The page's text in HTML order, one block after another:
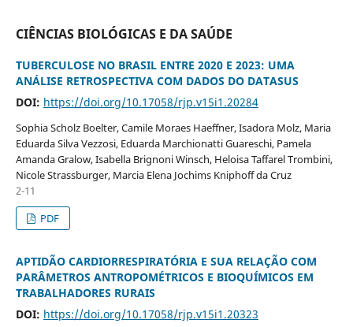
CIÊNCIAS BIOLÓGICAS E DA SAÚDE
TUBERCULOSE NO BRASIL ENTRE 2020 E 2023: UMA
ANÁLISE RETROSPECTIVA COM DADOS DO DATASUS
DOI: https://doi.org/10.17058/rjp.v15i1.20284
Sophia Scholz Boelter, Camile Moraes Haeffner, Isadora Molz, Maria
Eduarda Silva Vezzosi, Eduarda Marchionatti Guareschi, Pamela
Amanda Gralow, Isabella Brignoni Winsch, Heloisa Taffarel Trombini,
Nicole Strassburger, Marcia Elena Jochims Kniphoff da Cruz
2-11
PDF
APTIDÃO CARDIORRESPIRATÓRIA E SUA RELAÇÃO COM
PARÂMETROS ANTROPOMÉTRICOS E BIOQUÍMICOS EM
TRABALHADORES RURAIS
DOI: https://doi.org/10.17058/rjp.v15i1.20323